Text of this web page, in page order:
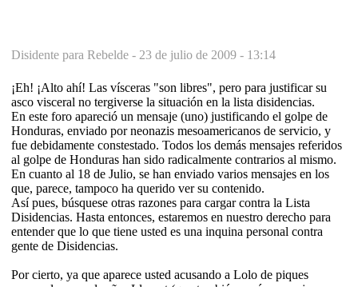
Disidente para Rebelde - 23 de julio de 2009 - 13:14
¡Eh! ¡Alto ahí! Las vísceras "son libres", pero para justificar su
asco visceral no tergiverse la situación en la lista disidencias.
En este foro apareció un mensaje (uno) justificando el golpe de
Honduras, enviado por neonazis mesoamericanos de servicio, y
fue debidamente constestado. Todos los demás mensajes referidos
al golpe de Honduras han sido radicalmente contrarios al mismo.
En cuanto al 18 de Julio, se han enviado varios mensajes en los
que, parece, tampoco ha querido ver su contenido.
Así pues, búsquese otras razones para cargar contra la Lista
Disidencias. Hasta entonces, estaremos en nuestro derecho para
entender que lo que tiene usted es una inquina personal contra
gente de Disidencias.
Por cierto, ya que aparece usted acusando a Lolo de piques